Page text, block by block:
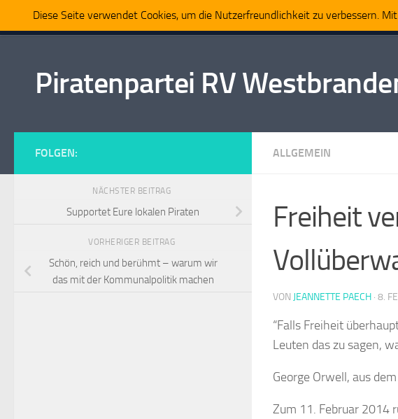
Zum Inhalt springen
Home Politik Partei Mitmachen Presse Impressum
Piratenpartei RV
ALLGEMEIN
Freiheit
VON JEANNETTE PAECH · 8.
“Falls Freiheit
Leuten das zu sagen,
George Orwell, aus
Zum 11. Februar 2014
FOLGEN:
NÄCHSTER BEITRAG
Supportet Eure lokalen Piraten
VORHERIGER BEITRAG
Schön, reich und berühmt – warum wir
das mit der Kommunalpolitik machen
Diese Seite verwendet Cookies, um die Nutzerfreundlichkeit zu verbessern.